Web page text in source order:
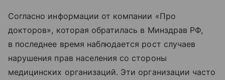
Согласно информации от компании «Про
докторов», которая обратилась в Минздрав РФ,
в последнее время наблюдается рост случаев
нарушения прав населения со стороны
медицинских организаций. Эти организации часто